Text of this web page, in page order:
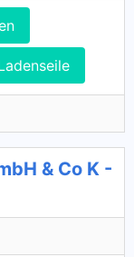
& Co K -